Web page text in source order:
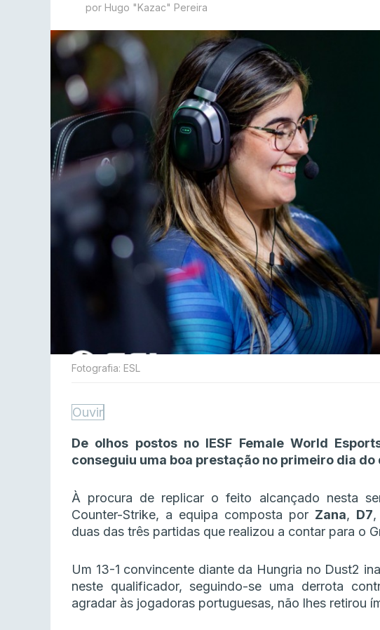
por Hugo "Kazac" Pereira
Fotografia: ESL
Ouvir
De olhos postos no IESF Female World
conseguiu uma boa prestação no primeiro dia
À procura de replicar o feito alcançado nesta
Counter-Strike, a equipa composta por Zana, D7,
duas das três partidas que realizou a contar para o
Um 13-1 convincente diante da Hungria no Dust2
neste qualificador, seguindo-se uma derrota
agradar às jogadoras portuguesas, não lhes retirou